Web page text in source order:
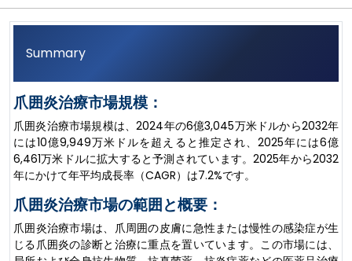
• ケーススタディ
Summary
爪囲炎治療市場規模：
爪囲炎治療市場規模は、2024年の6億3,045万米ドルから2032年
には10億9,949万米ドルを超えると推定され、2025年には6億
6,461万米ドルに拡大すると予測されています。2025年から2032
年にかけて年平均成長率（CAGR）は7.2%です。
爪囲炎治療市場の範囲と概要：
爪囲炎治療市場は、爪周囲の皮膚に急性または慢性の感染症が生
じる爪囲炎の診断と治療に重点を置いています。この市場には、